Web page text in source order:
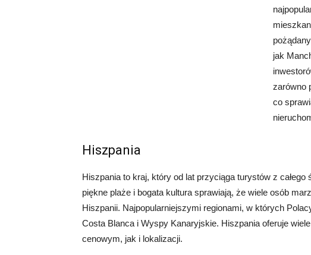
jak
zarówno
co
Hiszpania
Hiszpania to kraj, który od lat przyciąga turystów z
piękne plaże i bogata kultura sprawiają, że wiele osób
Hiszpanii. Najpopularniejszymi regionami, w których
Costa Blanca i Wyspy Kanaryjskie. Hiszpania oferuje
cenowym, jak i lokalizacji.